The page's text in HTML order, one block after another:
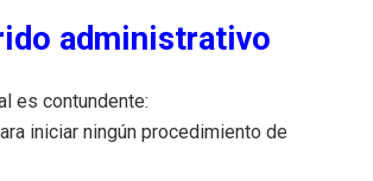
administrativo
es contundente:
iniciar ningún procedimiento de